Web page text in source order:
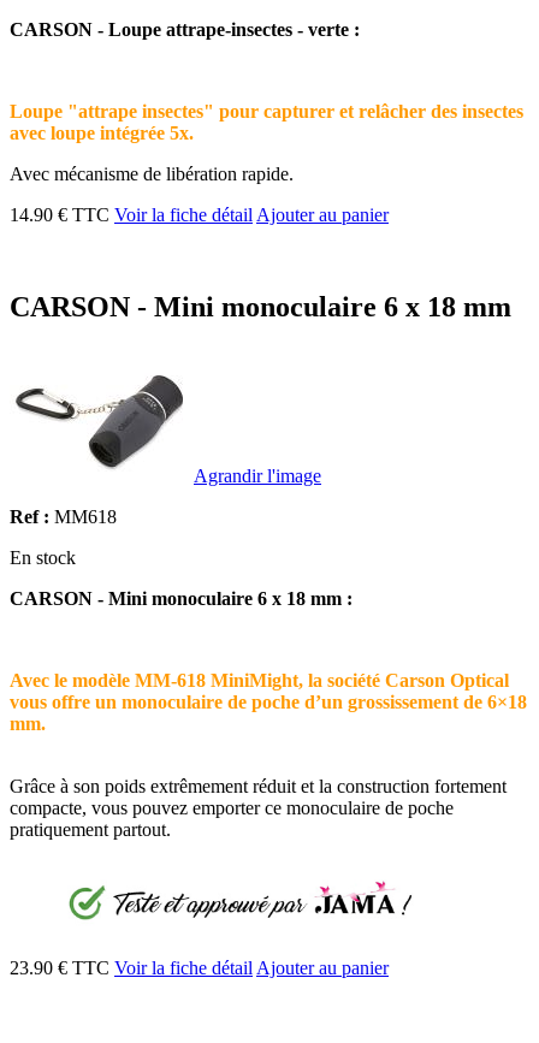
CARSON - Loupe attrape-insectes - verte :
Loupe "attrape insectes" pour capturer et relâcher des insectes
avec loupe intégrée 5x.
Avec mécanisme de libération rapide.
14.90 € TTC Voir la fiche détail Ajouter au panier
CARSON - Mini monoculaire 6 x 18 mm
Agrandir l'image
Ref : MM618
En stock
CARSON - Mini monoculaire 6 x 18 mm :
Avec le modèle MM-618 MiniMight, la société Carson Optical
vous offre un monoculaire de poche d’un grossissement de 6×18
mm.
Grâce à son poids extrêmement réduit et la construction fortement
compacte, vous pouvez emporter ce monoculaire de poche
pratiquement partout.
23.90 € TTC Voir la fiche détail Ajouter au panier